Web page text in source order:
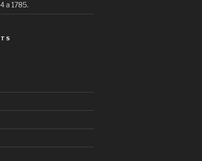
a 1785.